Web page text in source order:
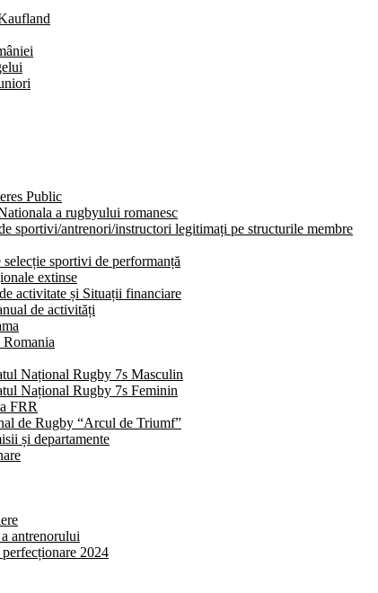
Public
a rugbyului romanesc
sportivi/antrenori/instructori legitimați pe structurile membre
sportivi de performanță
extinse
activitate și Situații financiare
de activități
Național Rugby 7s Masculin
Național Rugby 7s Feminin
FRR
de Rugby “Arcul de Triumf”
și departamente
antrenorului
2024